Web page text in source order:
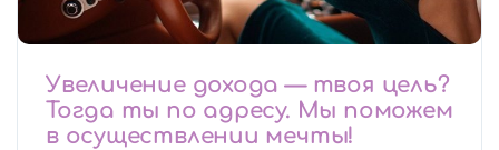
Увеличение дохода — твоя цель?
Тогда ты по адресу. Мы поможем
в осуществлении мечты!